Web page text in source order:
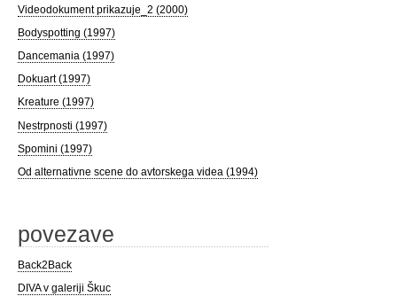
Videodokument prikazuje_2 (2000)
Bodyspotting (1997)
Dancemania (1997)
Dokuart (1997)
Kreature (1997)
Nestrpnosti (1997)
Spomini (1997)
Od alternativne scene do avtorskega videa (1994)
povezave
Back2Back
DIVA v galeriji Škuc